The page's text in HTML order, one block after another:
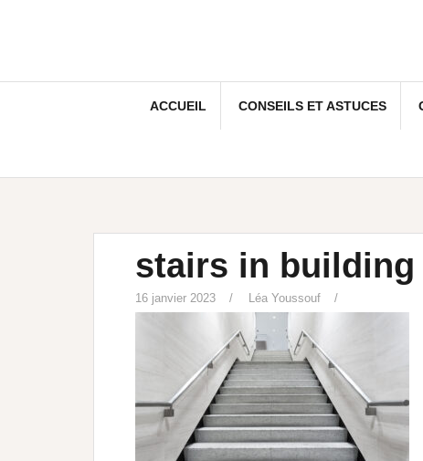
ACCUEIL CONSEILS ET ASTUCES
stairs in
16 janvier 2023 Léa Youssouf